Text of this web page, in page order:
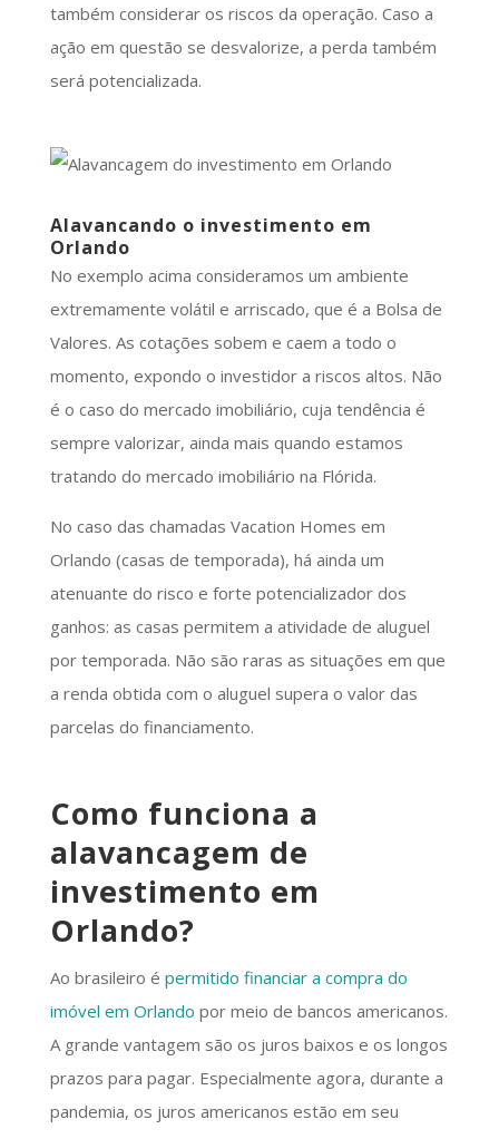
também considerar os riscos da operação. Caso a
ação em questão se desvalorize, a perda também
será potencializada.
Alavancando o investimento em
Orlando
No exemplo acima consideramos um ambiente
extremamente volátil e arriscado, que é a Bolsa de
Valores. As cotações sobem e caem a todo o
momento, expondo o investidor a riscos altos. Não
é o caso do mercado imobiliário, cuja tendência é
sempre valorizar, ainda mais quando estamos
tratando do mercado imobiliário na Flórida.
No caso das chamadas Vacation Homes em
Orlando (casas de temporada), há ainda um
atenuante do risco e forte potencializador dos
ganhos: as casas permitem a atividade de aluguel
por temporada. Não são raras as situações em que
a renda obtida com o aluguel supera o valor das
parcelas do financiamento.
Como funciona a
alavancagem de
investimento em
Orlando?
Ao brasileiro é permitido financiar a compra do
imóvel em Orlando por meio de bancos americanos.
A grande vantagem são os juros baixos e os longos
prazos para pagar. Especialmente agora, durante a
pandemia, os juros americanos estão em seu